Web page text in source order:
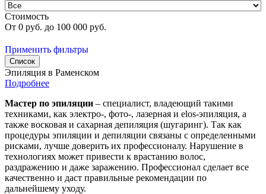
Стоимость
От 0 руб. до 100 000 руб.
Применить фильтры
Список
Эпиляция в Раменском
Подробнее
Мастер по эпиляции – специалист, владеющий такими
техниками, как электро-, фото-, лазерная и elos-эпиляция, а
также восковая и сахарная депиляция (шугаринг). Так как
процедуры эпиляции и депиляции связаны с определенными
рисками, лучше доверить их профессионалу. Нарушение в
технологиях может привести к врастанию волос,
раздражению и даже заражению. Профессионал сделает все
качественно и даст правильные рекомендации по
дальнейшему уходу.